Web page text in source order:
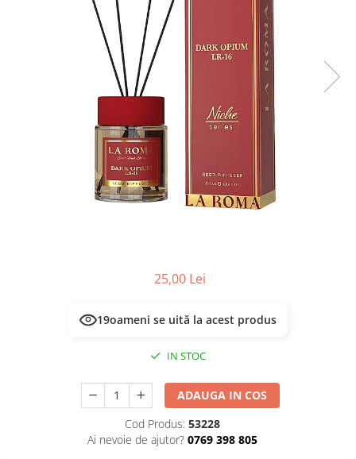
Masca & Gel de par
Servetele Umede & Uscate
25,00 Lei
19oameni se uită la acest produs
IN STOC
ADAUGA IN COS
Cod Produs: 53228
Ai nevoie de ajutor? 0769 398 805